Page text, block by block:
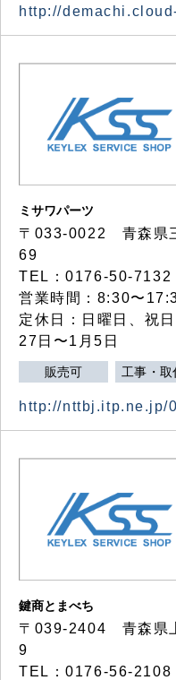
http://
ミサワパーツ
〒033-0022 青森県
69
TEL：0176-50-
営業時間：8:30〜
定休日：日曜日、祝
27日〜1月5日
販売可 工事・取
http://nttbj.itp.ne.jp/
鍵商とまべち
〒039-2404 青森県
9
TEL：0176-56-